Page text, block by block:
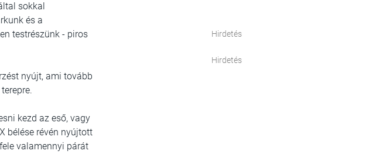
sokkal
és a
testrészünk - piros
nyújt, ami tovább
kezd az eső, vagy
bélése révén nyújtott
valamennyi párát
Hirdetés
Hirdetés